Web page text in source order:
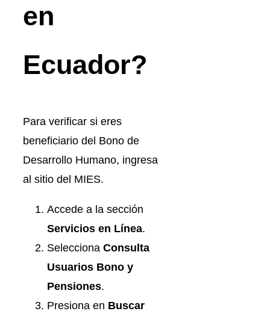
en
Ecuador?
Para verificar si eres
beneficiario del Bono de
Desarrollo Humano, ingresa
al sitio del MIES.
Accede a la sección
Servicios en Línea.
Selecciona Consulta
Usuarios Bono y
Pensiones.
Presiona en Buscar